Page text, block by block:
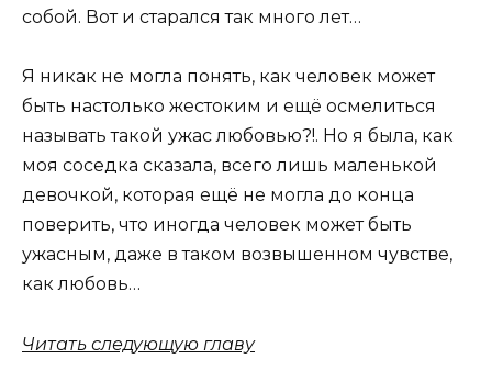
собой. Вот и старался так много лет…
Я никак не могла понять, как человек может
быть настолько жестоким и ещё осмелиться
называть такой ужас любовью?!. Но я была, как
моя соседка сказала, всего лишь маленькой
девочкой, которая ещё не могла до конца
поверить, что иногда человек может быть
ужасным, даже в таком возвышенном чувстве,
как любовь…
Читать следующую главу